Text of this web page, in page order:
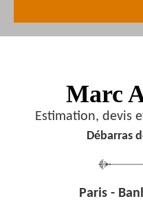
Marc
Estimation, devis
Débarras
Paris -